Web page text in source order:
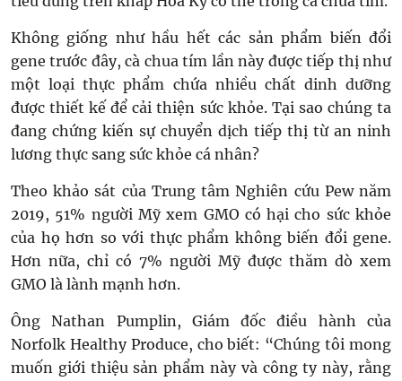
Không giống như hầu hết các sản phẩm biến đổi
gene trước đây, cà chua tím lần này được tiếp thị như
một loại thực phẩm chứa nhiều chất dinh dưỡng
được thiết kế để cải thiện sức khỏe. Tại sao chúng ta
đang chứng kiến sự chuyển dịch tiếp thị từ an ninh
lương thực sang sức khỏe cá nhân?
Theo khảo sát của Trung tâm Nghiên cứu Pew năm
2019, 51% người Mỹ xem GMO có hại cho sức khỏe
của họ hơn so với thực phẩm không biến đổi gene.
Hơn nữa, chỉ có 7% người Mỹ được thăm dò xem
GMO là lành mạnh hơn.
Ông Nathan Pumplin, Giám đốc điều hành của
Norfolk Healthy Produce, cho biết: “Chúng tôi mong
muốn giới thiệu sản phẩm này và công ty này, rằng